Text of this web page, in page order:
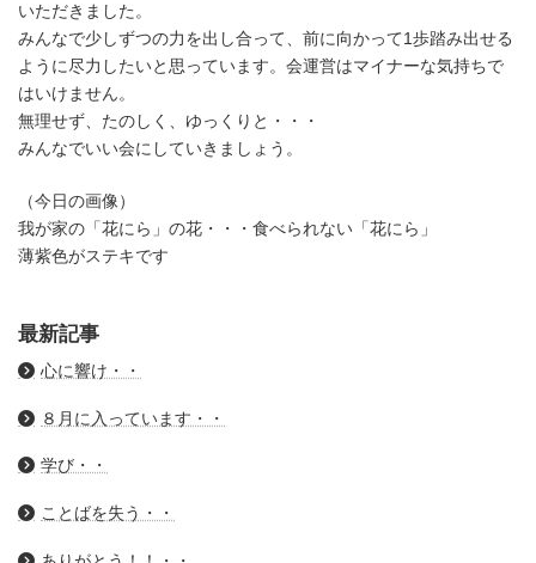
いただきました。
みんなで少しずつの力を出し合って、前に向かって1歩踏み出せる
ように尽力したいと思っています。会運営はマイナーな気持ちで
はいけません。
無理せず、たのしく、ゆっくりと・・・
みんなでいい会にしていきましょう。
（今日の画像）
我が家の「花にら」の花・・・食べられない「花にら」
薄紫色がステキです
最新記事
心に響け・・
８月に入っています・・
学び・・
ことばを失う・・